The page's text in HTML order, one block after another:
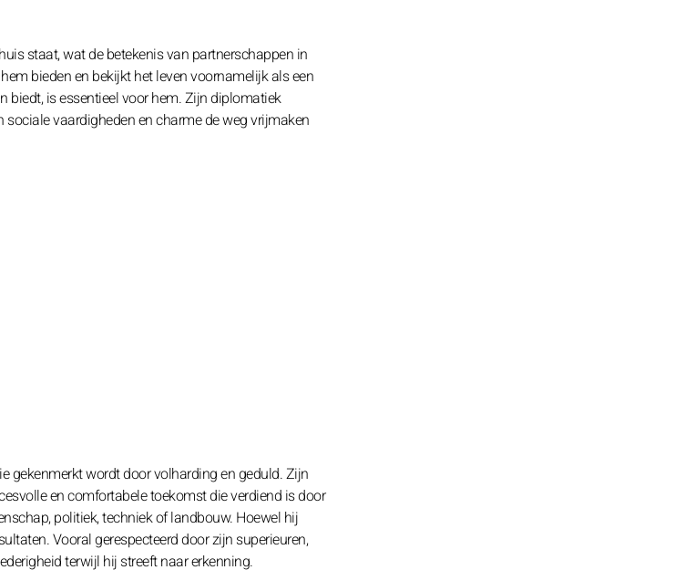
staat, wat de betekenis van partnerschappen in
bieden en bekijkt het leven voornamelijk als een
biedt, is essentieel voor hem. Zijn diplomatiek
vaardigheden en charme de weg vrijmaken
gekenmerkt wordt door volharding en geduld. Zijn
en comfortabele toekomst die verdiend is door
politiek, techniek of landbouw. Hoewel hij
Vooral gerespecteerd door zijn superieuren,
terwijl hij streeft naar erkenning.